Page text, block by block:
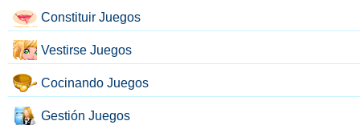
Constituir Juegos
Vestirse Juegos
Cocinando Juegos
Gestión Juegos